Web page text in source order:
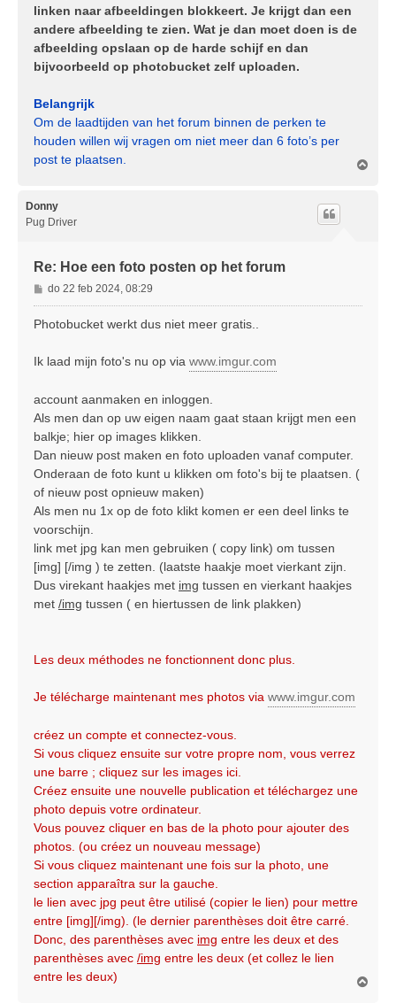
linken naar afbeeldingen blokkeert. Je krijgt dan een
andere afbeelding te zien. Wat je dan moet doen is de
afbeelding opslaan op de harde schijf en dan
bijvoorbeeld op photobucket zelf uploaden.
Belangrijk
Om de laadtijden van het forum binnen de perken te
houden willen wij vragen om niet meer dan 6 foto’s per
post te plaatsen.
Donny
Pug Driver
Re: Hoe een foto posten op het forum
B
e
r
h
do 22 feb 2024, 08:29
Photobucket werkt dus niet meer gratis..
Ik laad mijn foto's nu op via www.imgur.com
account aanmaken en inloggen.
Als men dan op uw eigen naam gaat staan krijgt men een
balkje; hier op images klikken.
Dan nieuw post maken en foto uploaden vanaf computer.
Onderaan de foto kunt u klikken om foto's bij te plaatsen. (
of nieuw post opnieuw maken)
Als men nu 1x op de foto klikt komen er een deel links te
voorschijn.
link met jpg kan men gebruiken ( copy link) om tussen
[img] [/img ) te zetten. (laatste haakje moet vierkant zijn.
Dus virekant haakjes met img tussen en vierkant haakjes
met /img tussen ( en hiertussen de link plakken)
Les deux méthodes ne fonctionnent donc plus.
Je télécharge maintenant mes photos via www.imgur.com
créez un compte et connectez-vous.
Si vous cliquez ensuite sur votre propre nom, vous verrez
une barre ; cliquez sur les images ici.
Créez ensuite une nouvelle publication et téléchargez une
photo depuis votre ordinateur.
Vous pouvez cliquer en bas de la photo pour ajouter des
photos. (ou créez un nouveau message)
Si vous cliquez maintenant une fois sur la photo, une
section apparaîtra sur la gauche.
le lien avec jpg peut être utilisé (copier le lien) pour mettre
entre [img][/img). (le dernier parenthèses doit être carré.
Donc, des parenthèses avec img entre les deux et des
parenthèses avec /img entre les deux (et collez le lien
entre les deux)